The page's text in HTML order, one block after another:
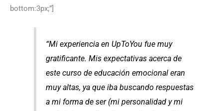
bottom:3px;”]
“Mi experiencia en UpToYou fue muy
gratificante. Mis expectativas acerca de
este curso de educación emocional eran
muy altas, ya que iba buscando respuestas
a mi forma de ser (mi personalidad y mi